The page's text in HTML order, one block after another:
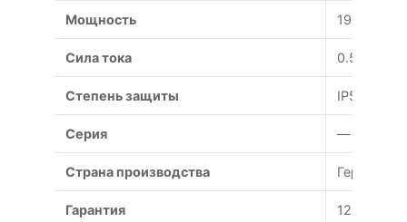
Мощность 190 Вт
Сила тока 0.52 А
Степень защиты IP54
Серия —
Страна производства Германия
Гарантия 12